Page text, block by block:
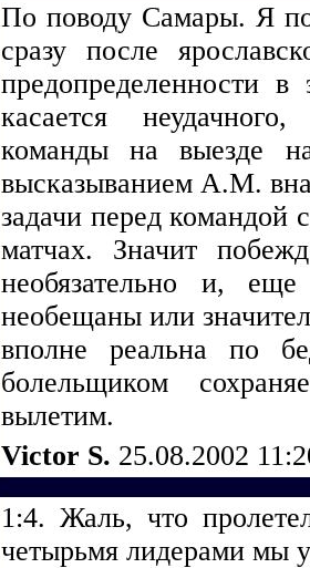
По поводу Самары. Я
сразу после
предопределенности
касается
команды на выезде
высказыванием А.М.
задачи перед командой
матчах. Значит
необязательно и,
необещаны или
вполне реальна по
болельщиком
вылетим.
Victor S. 25.08.2002
1:4. Жаль, что
четырьмя лидерами мы